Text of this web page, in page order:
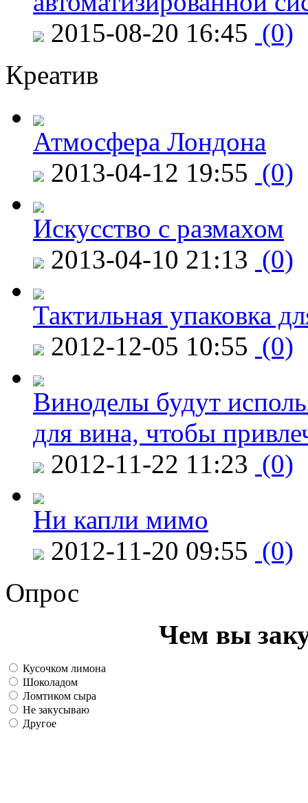
2015-08-20 16:45 (0)
Креатив
Атмосфера Лондона
2013-04-12 19:55 (0)
Искусство с размахом
2013-04-10 21:13 (0)
Тактильная упаковка
2012-12-05 10:55 (0)
Виноделы будут
для вина, чтобы
2012-11-22 11:23 (0)
Ни капли мимо
2012-11-20 09:55 (0)
Опрос
Чем вы
Кусочком лимона
Шоколадом
Ломтиком сыра
Не закусываю
Другое